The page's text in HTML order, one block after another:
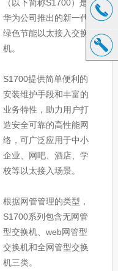
（以下简称S1700）是
华为公司推出的新一代
绿色节能以太接入交换
机。
S1700提供简单便利的
安装维护手段和丰富的
业务特性，助力用户打
造安全可靠的高性能网
络，可广泛应用于中小
企业、网吧、酒店、学
校等以太接入场景。
根据网管管理的类型，
S1700系列包含无网管
型交换机、web网管型
交换机和全网管型交换
机三类。